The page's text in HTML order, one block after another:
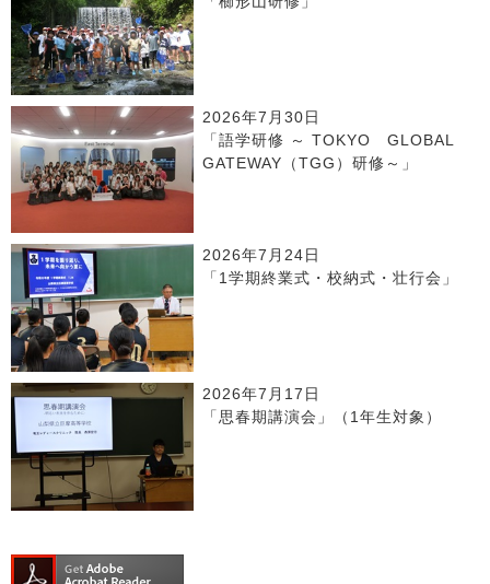
2026年7月30日
「語学研修 ～ TOKYO GLOBAL
GATEWAY（TGG）研修～」
2026年7月24日
「1学期終業式・校納式・壮行会」
2026年7月17日
「思春期講演会」（1年生対象）